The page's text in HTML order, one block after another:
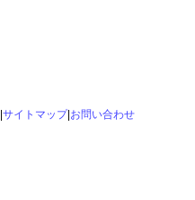
サイトマップ| お問い合わせ